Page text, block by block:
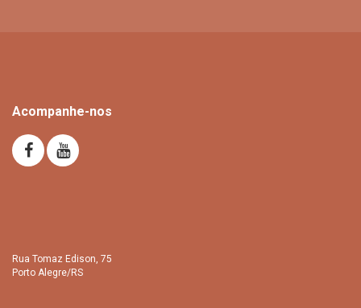
Acompanhe-nos
Rua Tomaz Edison, 75
Porto Alegre/RS